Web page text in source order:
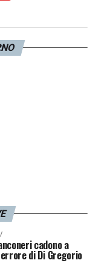
saremo
storte
TOP NEWS
cadono a
di Di Gregorio